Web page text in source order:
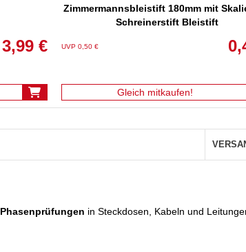
3,99 €
Zimmermannsbleistift 180mm mit
Schreinerstift Bleistift
UVP 0,50 €
Gleich mitkaufen!
Phasenprüfungen in Steckdosen, Kabeln und